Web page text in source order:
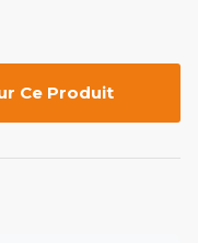
Ce Produit